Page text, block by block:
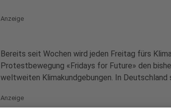
Anzeige
Bereits seit Wochen wird jeden Freitag fürs
Protestbewegung «Fridays for Future» den
weltweiten Klimakundgebungen. In
Anzeige